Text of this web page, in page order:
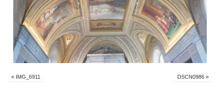
« IMG_6911 DSCN0986 »